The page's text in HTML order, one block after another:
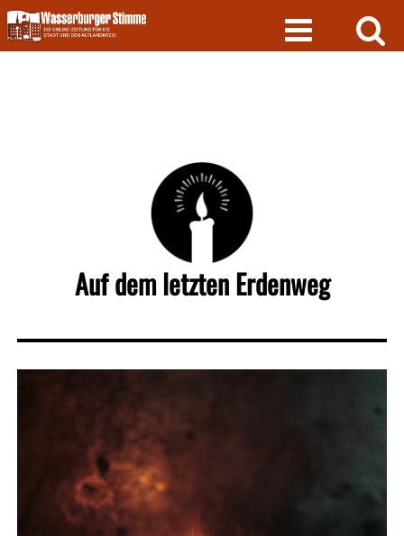
Skip
to
content
Auf dem letzten Erdenweg